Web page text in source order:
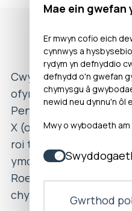
Cwynodd Mrs X nad
ofynnwyd iddo yn dilyn
Penderfynodd yr
X (o fewn 10 diwrnod
roi trosolwg o elfennau
ymddiheuriad i Mrs X
Roedd yr
chynnal ymchwiliad.
Mae ein
Er mwyn cofio eich
cynnwys a
rydym yn defnyddio
defnydd o'n gwefan
chymysgu â
newid neu dynnu'n ôl
Mwy o wybodaeth
Gwrthod